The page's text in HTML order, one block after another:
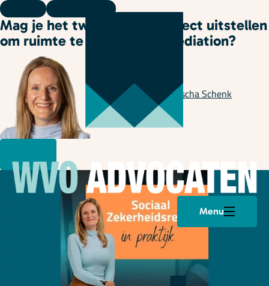
Menu
Onze specialisaties
Plan een afspraak
Mag je het tweede spoortraject uitstellen
om ruimte te maken voor mediation?
Geschreven door Natascha Schenk